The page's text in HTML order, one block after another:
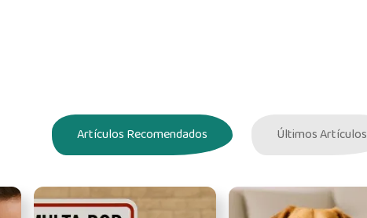
Artículos Recomendados Últimos Artículos